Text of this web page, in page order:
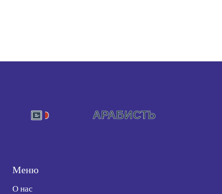
Меню
О нас